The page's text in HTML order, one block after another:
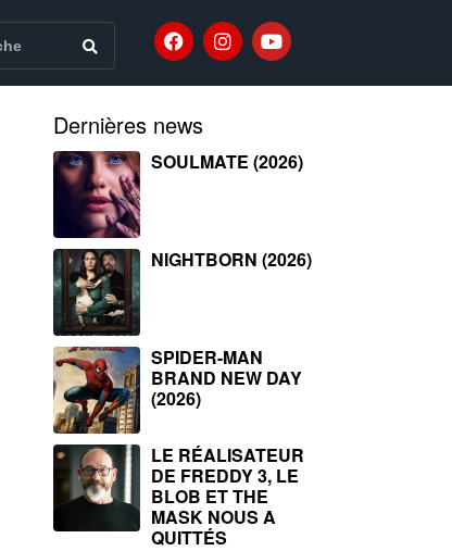
Dernières news
SOULMATE (2026)
NIGHTBORN (2026)
SPIDER-MAN
BRAND NEW DAY
(2026)
LE RÉALISATEUR
DE FREDDY 3, LE
BLOB ET THE
MASK NOUS A
QUITTÉS